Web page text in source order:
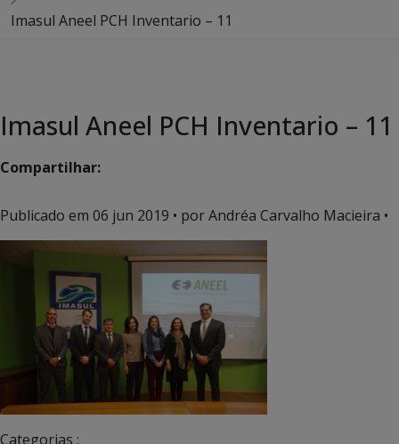
Imasul Aneel PCH Inventario – 11
Imasul Aneel PCH Inventario – 11
Compartilhar:
Publicado em 06 jun 2019 • por Andréa Carvalho Macieira •
Categorias :